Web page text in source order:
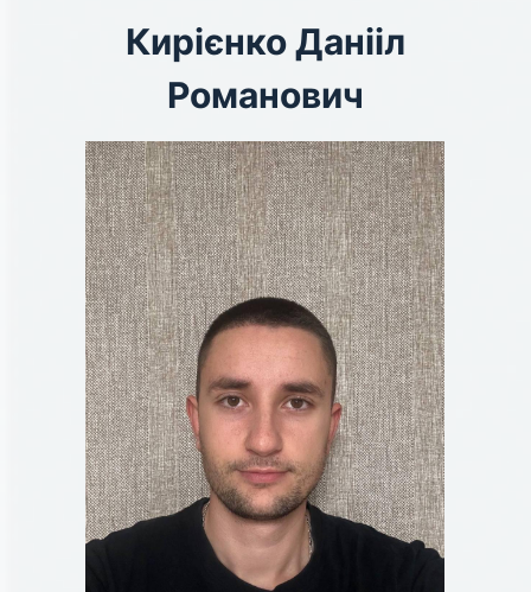
Кирієнко Данііл
Романович